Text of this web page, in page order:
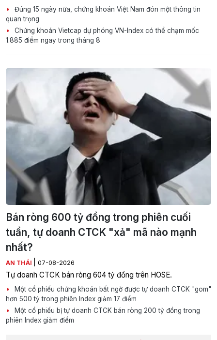
Đúng 15 ngày nữa, chứng khoán Việt Nam đón một thông tin
quan trọng
Chứng khoán Vietcap dự phóng VN-Index có thể chạm mốc
1.885 điểm ngay trong tháng 8
Bán ròng 600 tỷ đồng trong phiên cuối
tuần, tự doanh CTCK "xả" mã nào mạnh
nhất?
AN THÁI 07-08-2026
Tự doanh CTCK bán ròng 604 tỷ đồng trên HOSE.
Một cổ phiếu chứng khoán bất ngờ được tự doanh CTCK "gom"
hơn 500 tỷ trong phiên Index giảm 17 điểm
Một cổ phiếu bị tự doanh CTCK bán ròng 200 tỷ đồng trong
phiên Index giảm điểm